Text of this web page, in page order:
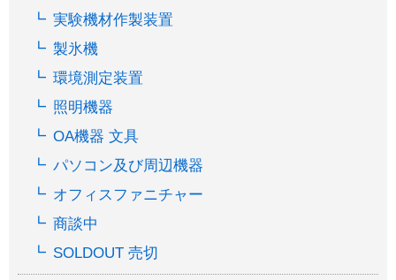
実験機材作製装置
製氷機
環境測定装置
照明機器
OA機器 文具
パソコン及び周辺機器
オフィスファニチャー
商談中
SOLDOUT 売切